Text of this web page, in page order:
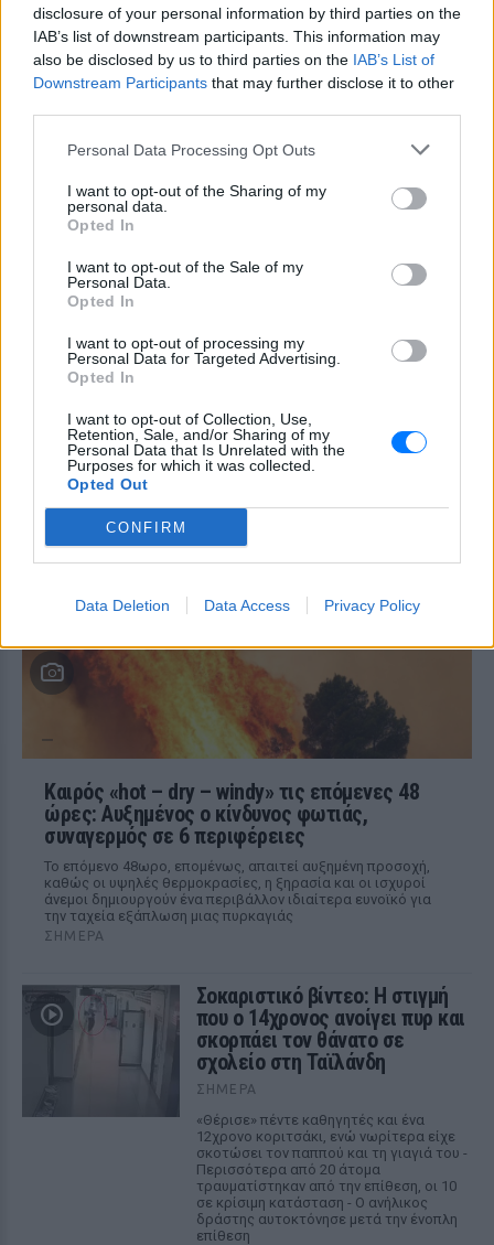
disclosure of your personal information by third parties on the
IAB’s list of downstream participants. This information may
also be disclosed by us to third parties on the IAB’s List of
Downstream Participants that may further disclose it to other
Personal Data Processing Opt Outs
I want to opt-out of the Sharing of my
personal data.
Opted In
I want to opt-out of the Sale of my
Personal Data.
Opted In
I want to opt-out of processing my
Personal Data for Targeted Advertising.
Opted In
I want to opt-out of Collection, Use,
Retention, Sale, and/or Sharing of my
Personal Data that Is Unrelated with the
Purposes for which it was collected.
Opted Out
CONFIRM
Data Deletion Data Access Privacy Policy
Ιστορική μεταφορά 30
φαλαινών μπελούγκα από τον
Καναδά στις ΗΠΑ
ΣΉΜΕΡΑ
Πώς στήθηκε η αεροπορική γέφυρα
πολίτες στη μεγάλη φωτιά της
ΣΉΜΕΡΑ
31 Ιουλίου στον Αγιο Βασίλειο, στον
Κιθαιρώνα Βοιωτίας και έφτασε μέχρι το
Για αμύθητο συμβόλαιο του
Σαλάχ γράφουν στην Τουρκία:
κομμωτήρια και... χαρτί υγείας
Οι Τούρκοί αναφέρουν τα οικονομικά
σταρ στην Τραμπζονσπόρ και τα νούμερα
που βγάζουν, προκαλούν ίλιγγο
Καιρός «hot – dry – windy» τις επόμενες 48
ώρες: Αυξημένος ο κίνδυνος φωτιάς,
συναγερμός σε 6 περιφέρειες
Το επόμενο 48ωρο, επομένως, απαιτεί αυξημένη προσοχή,
καθώς οι υψηλές θερμοκρασίες, η ξηρασία και οι ισχυροί
άνεμοι δημιουργούν ένα περιβάλλον ιδιαίτερα ευνοϊκό για
την ταχεία εξάπλωση μιας πυρκαγιάς
ΣΉΜΕΡΑ
Σοκαριστικό βίντεο: Η στιγμή
που ο 14χρονος ανοίγει πυρ και
σκορπάει τον θάνατο σε
σχολείο στη Ταϊλάνδη
ΣΉΜΕΡΑ
«Θέρισε» πέντε καθηγητές και ένα
12χρονο κοριτσάκι, ενώ νωρίτερα είχε
σκοτώσει τον παππού και τη γιαγιά του -
Περισσότερα από 20 άτομα
τραυματίστηκαν από την επίθεση, οι 10
σε κρίσιμη κατάσταση - Ο ανήλικος
δράστης αυτοκτόνησε μετά την ένοπλη
επίθεση